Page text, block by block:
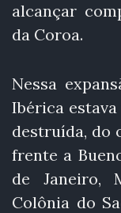
alcançar
da Coroa.
Nessa
Ibérica
destruída, do
frente a
de Janeiro,
Colônia do